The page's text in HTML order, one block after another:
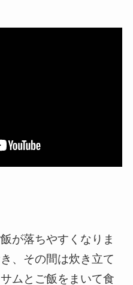
が落ちやすくなりま
、その間は炊き立て
ムとご飯をまいて食